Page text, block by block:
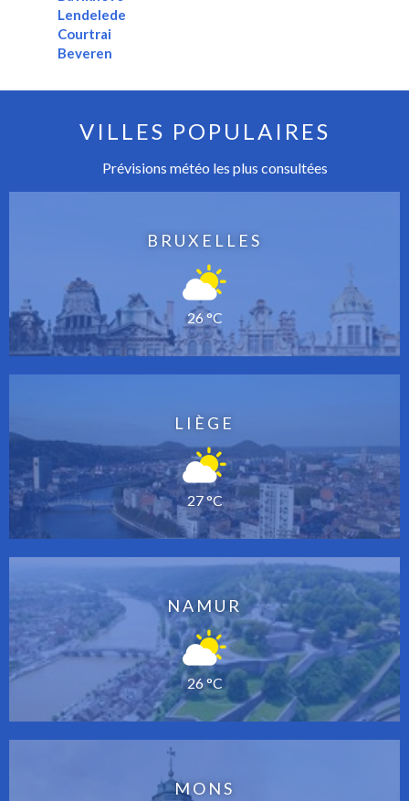
Lendelede
Courtrai
Beveren
VILLES POPULAIRES
Prévisions météo les plus consultées
BRUXELLES
26 °C
LIÈGE
27 °C
NAMUR
26 °C
MONS